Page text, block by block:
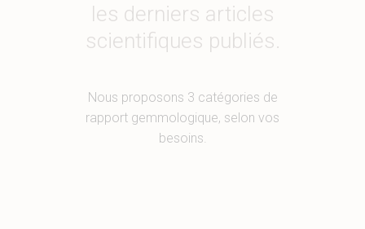
les derniers articles
scientifiques publiés.
Nous proposons 3 catégories de
rapport gemmologique, selon vos
besoins.